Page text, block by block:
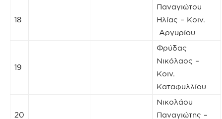
18
Παναγιώτου
Ηλίας – Κοιν.
Αργυρίου
19
Φρύδας
Νικόλαος –
Κοιν.
Καταφυλλίου
20
Νικολάου
Παναγιώτης –